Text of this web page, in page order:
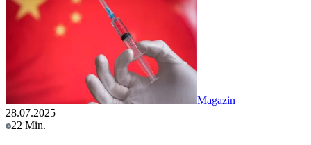
Magazin
28.07.2025
22 Min.